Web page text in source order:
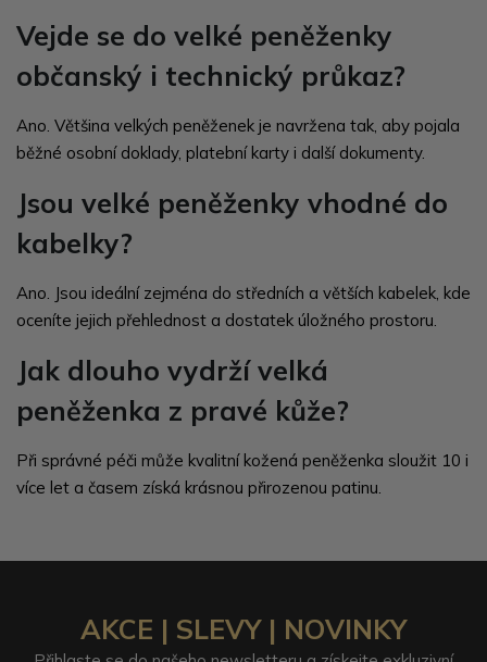
Vejde se do velké peněženky
občanský i technický průkaz?
Ano. Většina velkých peněženek je navržena tak, aby pojala
běžné osobní doklady, platební karty i další dokumenty.
Jsou velké peněženky vhodné do
kabelky?
Ano. Jsou ideální zejména do středních a větších kabelek, kde
oceníte jejich přehlednost a dostatek úložného prostoru.
Jak dlouho vydrží velká
peněženka z pravé kůže?
Při správné péči může kvalitní kožená peněženka sloužit 10 i
více let a časem získá krásnou přirozenou patinu.
AKCE | SLEVY | NOVINKY